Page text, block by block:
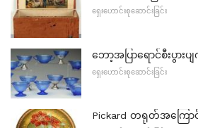
ရှေးဟောင်းစုဆောင်းခြင်း
ဘော့အပြာရောင်စီးပွား
ရှေးဟောင်းစုဆောင်းခြင်း
Pickard တရုတ်အကြောင်း